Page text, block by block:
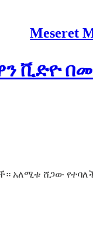
Meseret
ቪድዮ
አለሚቱ ሸጋው